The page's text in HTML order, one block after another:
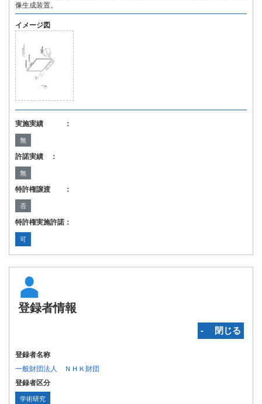
像生成装置。
イメージ図
実施実績 ：
無
許諾実績 ：
無
特許権譲渡 ：
否
特許権実施許諾：
可
登録者情報
‐ 閉じる
登録者名称
一般財団法人 ＮＨＫ財団
登録者区分
学術研究